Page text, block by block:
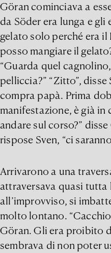
Göran cominciava a
da Söder era lunga e gli
gelato solo perché era
posso mangiare il
“Guarda quel
pelliccia?” “Zitto”, disse
compra papà. Prima
manifestazione, è già in
andare sul corso?”
rispose Sven, “ci
Arrivarono a una
attraversava quasi
all’improvviso, si
molto lontano.
Göran. Gli era proibito
sembrava di non poter